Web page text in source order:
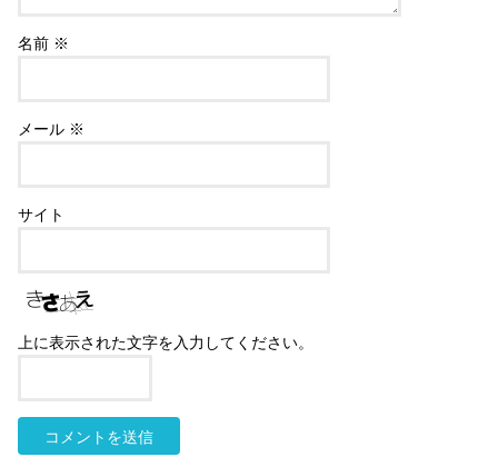
名前 ※
メール ※
サイト
上に表示された文字を入力してください。